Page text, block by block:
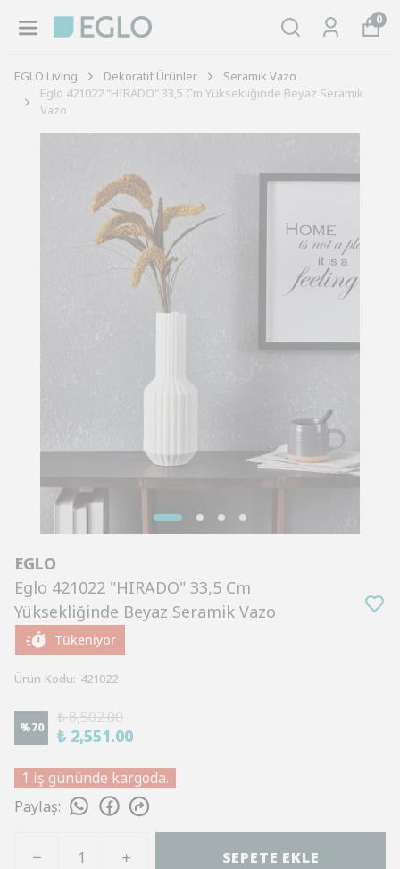
0
EGLO Living Dekoratif Ürünler
Seramik Vazo
Eglo 421022 "HIRADO" 33,5 Cm Yüksekliğinde Beyaz Seramik
Vazo
EGLO
Eglo 421022 "HIRADO" 33,5 Cm
Yüksekliğinde Beyaz Seramik Vazo
Tükeniyor
Ürün Kodu: 421022
%70
₺ 8,502.00
₺ 2,551.00
1 iş gününde kargoda.
Paylaş:
SEPETE EKLE